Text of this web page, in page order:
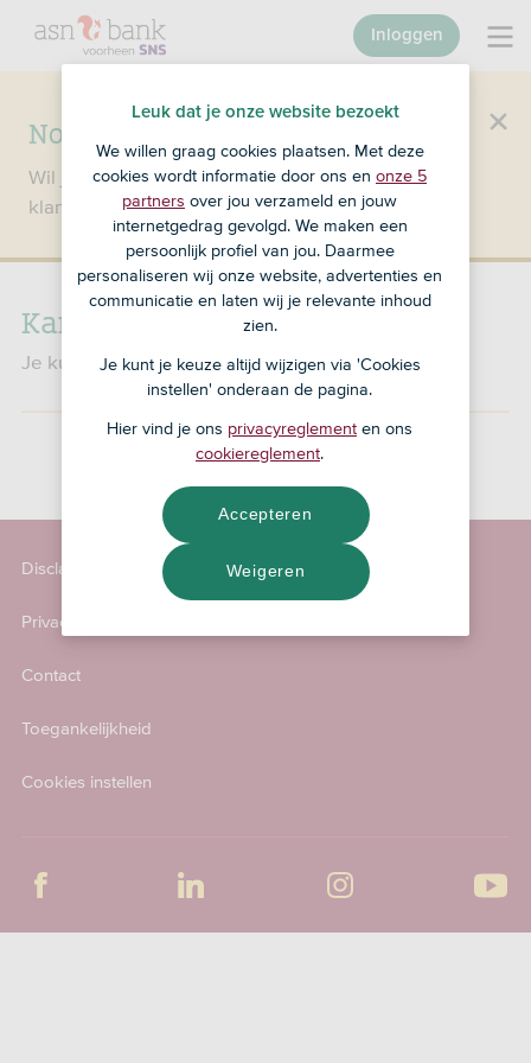
Nog geen klant bij SNS?
Wil je een product openen en ben je nog geen
klant bij SNS?Ga dan naar ASN Bank .
Inloggen
Kan ik een kluis huren bij SNS?
Je kunt bij SNS geen kluis huren.
Disclaimer
Privacy & Cookies
Contact
Toegankelijkheid
Cookies instellen
Leuk dat je onze website bezoekt
We willen graag cookies plaatsen. Met deze
cookies wordt informatie door ons en onze 5
partners over jou verzameld en jouw
internetgedrag gevolgd. We maken een
persoonlijk profiel van jou. Daarmee
personaliseren wij onze website, advertenties en
communicatie en laten wij je relevante inhoud
zien.
Je kunt je keuze altijd wijzigen via 'Cookies
instellen' onderaan de pagina.
Hier vind je ons privacyreglement en ons
cookiereglement.
Weigeren
Accepteren